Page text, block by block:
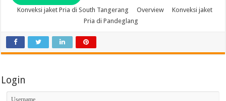
Konveksi jaket Pria di South Tangerang Overview
Konveksi jaket
Pria di Pandeglang
Login